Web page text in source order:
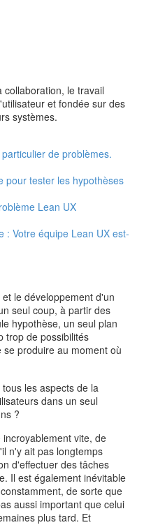
collaboration, le travail
et fondée sur des
systèmes.
de problèmes.
pour tester les hypothèses
Lean UX
: Votre équipe Lean UX est-
le développement d'un
seul coup, à partir des
hypothèse, un seul plan
trop de possibilités
produire au moment où
les aspects de la
dans un seul
?
vite, de
n'y ait pas longtemps
d'effectuer des tâches
Il est également inévitable
de sorte que
aussi important que celui
plus tard. Et